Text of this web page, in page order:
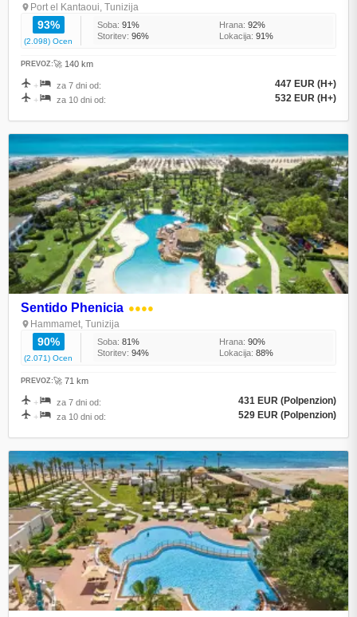
Port el Kantaoui, Tunizija
93%
(2.098) Ocen
Soba: 91% Hrana: 92%
Storitev: 96% Lokacija: 91%
PREVOZ:🚀 140 km
+ za 7 dni od: 447 EUR (H+)
+ za 10 dni od: 532 EUR (H+)
Sentido Phenicia ●●●●
Hammamet, Tunizija
90%
(2.071) Ocen
Soba: 81% Hrana: 90%
Storitev: 94% Lokacija: 88%
PREVOZ:🚀 71 km
+ za 7 dni od: 431 EUR (Polpenzion)
+ za 10 dni od: 529 EUR (Polpenzion)